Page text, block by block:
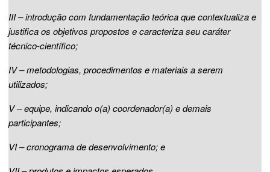
III – introdução com fundamentação teórica que contextualiza e
justifica os objetivos propostos e caracteriza seu caráter
técnico-científico;
IV – metodologias, procedimentos e materiais a serem
utilizados;
V – equipe, indicando o(a) coordenador(a) e demais
participantes;
VI – cronograma de desenvolvimento; e